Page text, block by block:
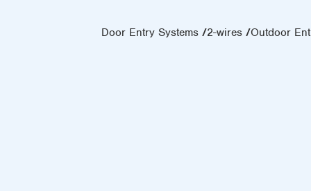
Door Entry Systems 2-wires Outdoor